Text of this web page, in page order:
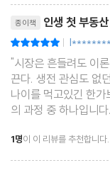
27 재개발과 재건축
28 집이 낡았다는데
29 재개발·재건축 할
30 사업성 좋은 곳을
31 10억 원짜리 집이
32 새 아파트가 되는
33 다주택자를 조심
종이책 인생 첫 부동
|
"시장은 흔들려도 이론은 흔들리
끈다. 생전 관심도 없던 '청약'이나 '부동산'에 관심이 가는것을 보니,
나이를 먹고있긴 한가보다. 부동산에 눈을 뜬다는 건 무
의 과정 중 하나입니다. 우리의 생애 주기라는 건 어쩔 수 없이 부동
지나는 분들이라면 더
1명이 이 리뷰를 추천합니다.